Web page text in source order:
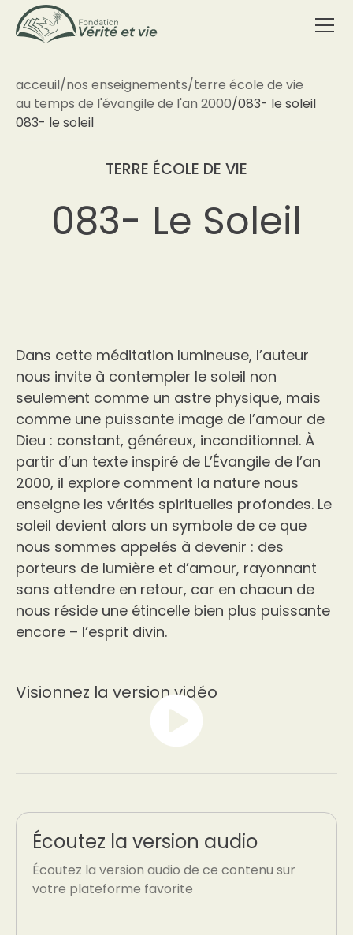
acceuil/nos enseignements/terre école de vie
au temps de l'évangile de l'an 2000/083- le soleil
083- le soleil
TERRE ÉCOLE DE VIE
083- Le Soleil
Dans cette méditation lumineuse, l’auteur
nous invite à contempler le soleil non
seulement comme un astre physique, mais
comme une puissante image de l’amour de
Dieu : constant, généreux, inconditionnel. À
partir d’un texte inspiré de L’Évangile de l’an
2000, il explore comment la nature nous
enseigne les vérités spirituelles profondes. Le
soleil devient alors un symbole de ce que
nous sommes appelés à devenir : des
porteurs de lumière et d’amour, rayonnant
sans attendre en retour, car en chacun de
nous réside une étincelle bien plus puissante
encore – l’esprit divin.
Visionnez la version vidéo
Écoutez la version audio
Écoutez la version audio de ce contenu sur
votre plateforme favorite